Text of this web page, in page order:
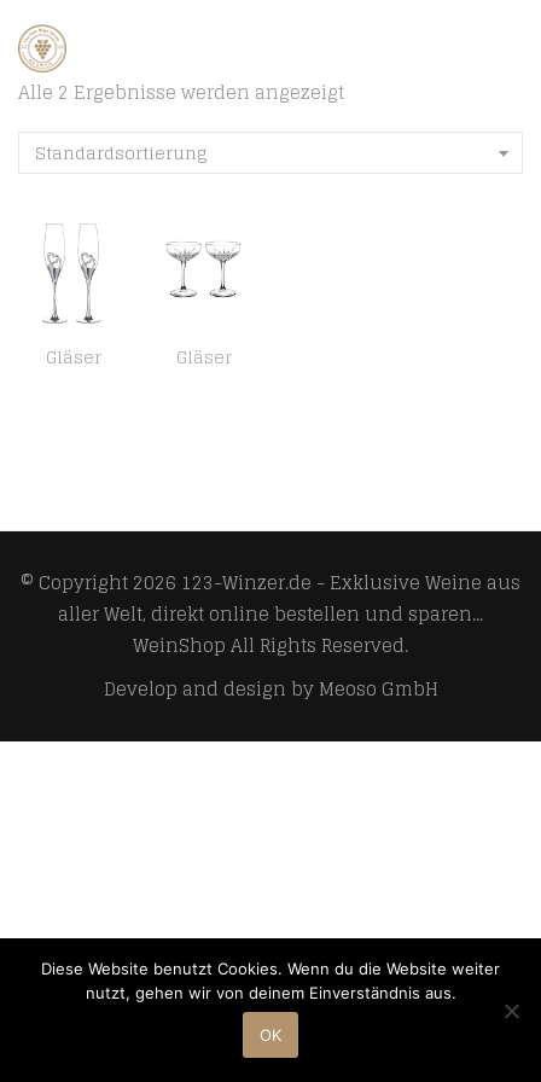
Alle 2 Ergebnisse werden angezeigt
Standardsortierung
Gläser Gläser
© Copyright 2026 123-Winzer.de - Exklusive Weine aus
aller Welt, direkt online bestellen und sparen...
WeinShopAll Rights Reserved.
Develop and design byMeoso GmbH
Diese Website benutzt Cookies. Wenn du die Website weiter
nutzt, gehen wir von deinem Einverständnis aus.
OK